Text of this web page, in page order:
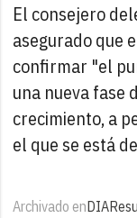
El consejero
asegurado que
confirmar "el
una nueva fase
crecimiento, a
el que se está
Archivado enDIA